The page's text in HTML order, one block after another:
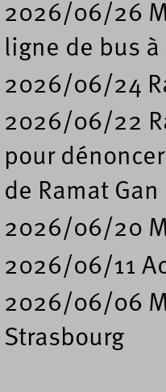
2026/06/26
ligne de bus à
2026/06/24
2026/06/22
pour
de Ramat Gan
2026/06/20
2026/06/11
2026/06/06
Strasbourg